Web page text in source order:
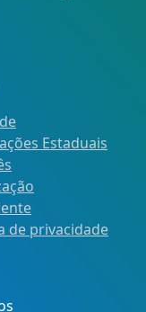
Estaduais
de privacidade